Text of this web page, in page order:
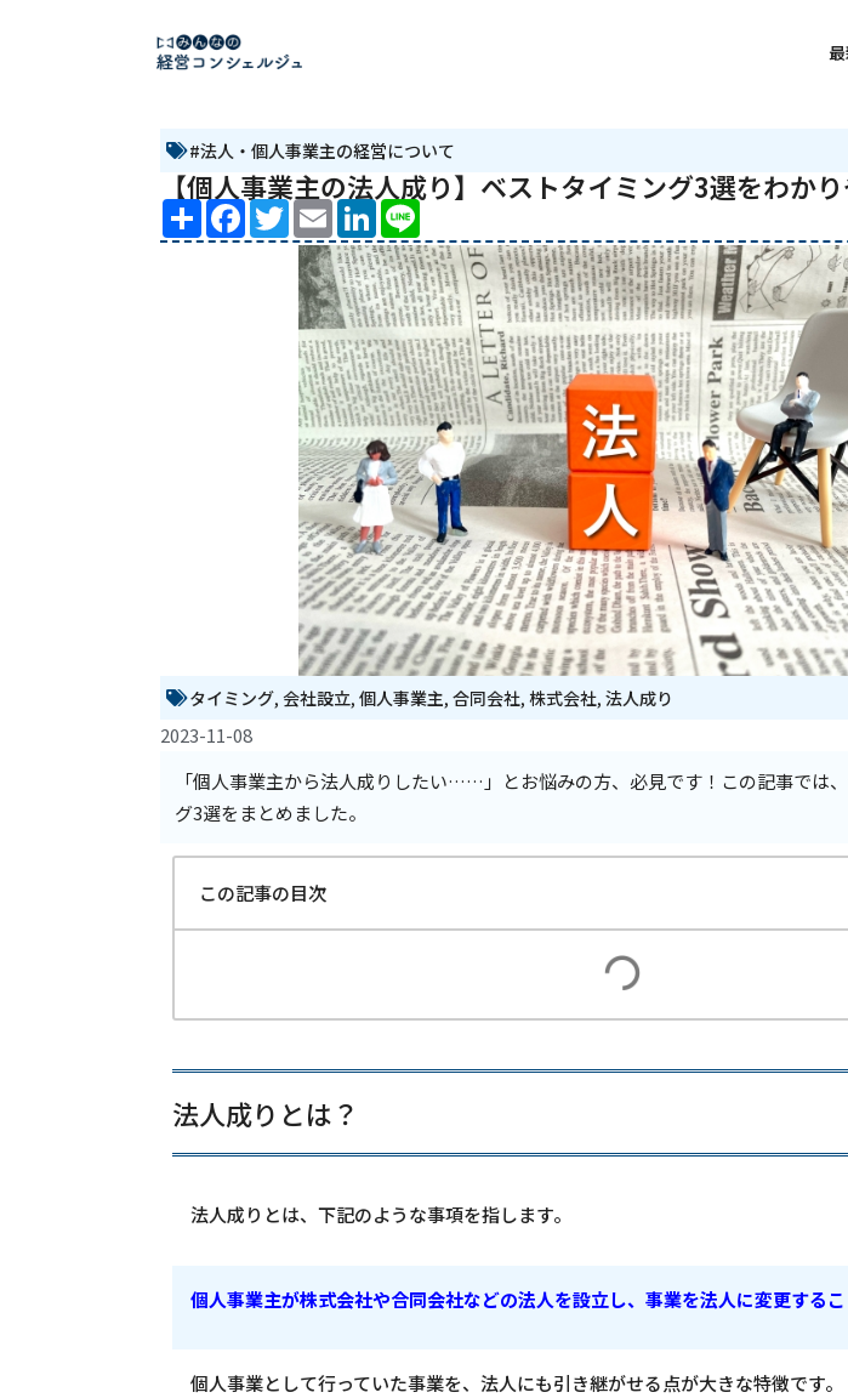
#法人・個人事業主の経営について
【個人事業主の法人成り】ベストタイミング3選をわか
ShareFacebook
TwitterEmailLinkedIn
Line
タイミング, 会社設立, 個人事業主, 合同会社, 株式会社, 法人成り
2023-11-08
「個人事業主から法人成りしたい……」とお悩みの方、必見です！この記事では
グ3選をまとめました。
この記事の目次
法人成りとは？
法人成りとは、下記のような事項を指します。
個人事業主が株式会社や合同会社などの法人を設立し、事業を法人に変更するこ
個人事業として行っていた事業を、法人にも引き継がせる点が大きな特徴です。